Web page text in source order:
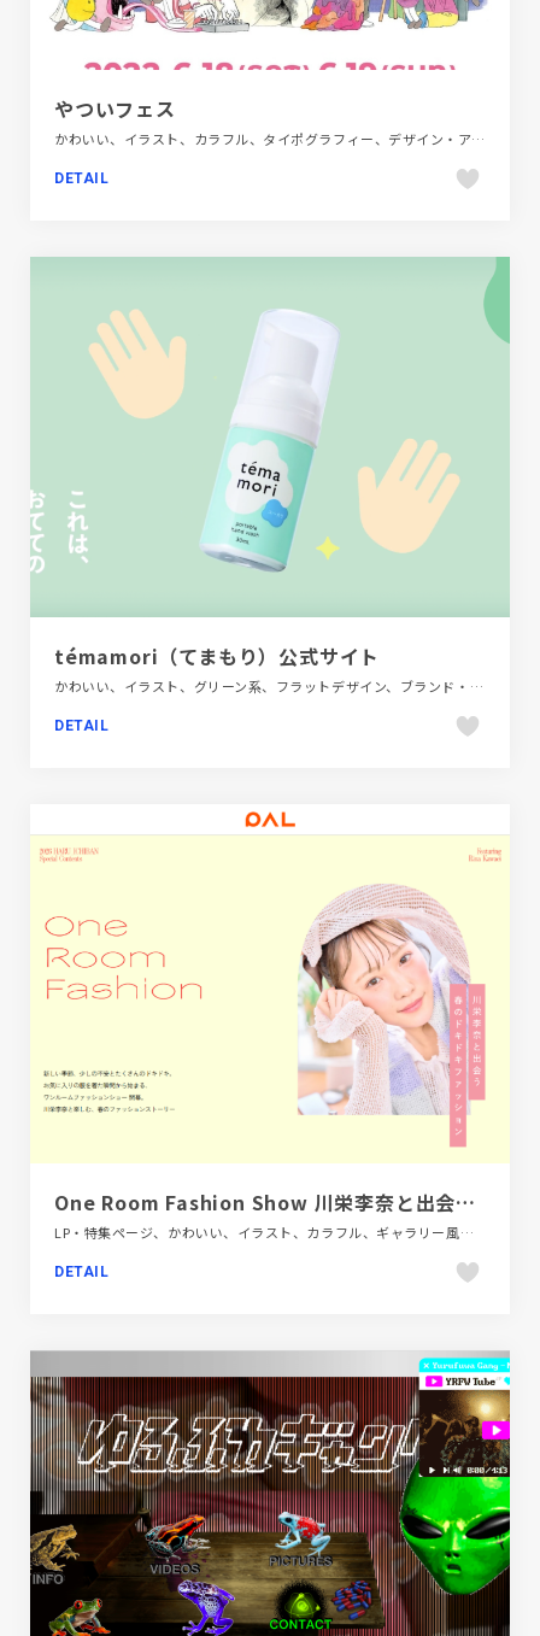
やついフェス
かわいい、イラスト、カラフル、タイポグラフィー、デザイン・アート・音楽・文芸、パープル系、フラットデザイン、ブランド・サービスサイト、ホワイト系、ポップ、手書き・ハンドメイド
DETAIL
témamori（てまもり）公式サイト
かわいい、イラスト、グリーン系、フラットデザイン、ブランド・サービスサイト、ブルー系、ポップ、モーション多め、大きめ写真、飲料・食品
DETAIL
One Room Fashion Show 川栄李奈と出会う春のドキドキファッション | PAL CLOSET(パルクローゼット) - パルグループ公式ファッション通販サイト
LP・特集ページ、かわいい、イラスト、カラフル、ギャラリー風、ファッション・ビューティー
DETAIL